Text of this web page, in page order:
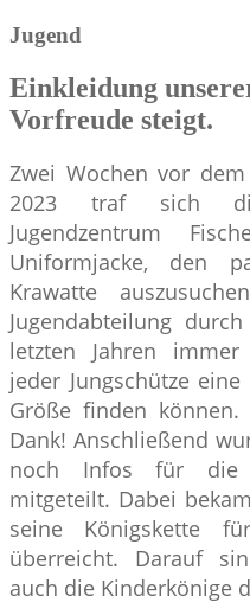
Jugend
Einkleidung
Vorfreude steigt.
Zwei Wochen vor
2023 traf sich
Jugendzentrum
Uniformjacke, den
Krawatte
Jugendabteilung
letzten Jahren
jeder Jungschütze
Größe finden
Dank! Anschließend
noch Infos für die
mitgeteilt. Dabei
seine Königskette
überreicht. Darauf
auch die Kinderkönige